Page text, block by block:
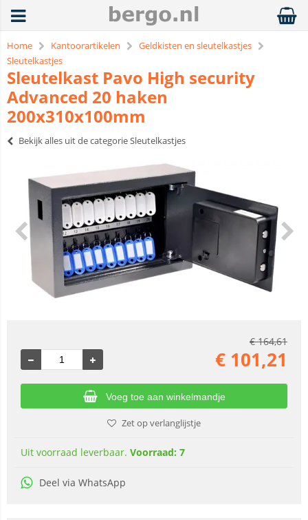
Home Kantoorartikelen
Geldkisten en sleutelkastjes
Sleutelkastjes
Sleutelkast Pavo High security
Advanced 20 haken
200x310x100mm
Bekijk alles uit de categorie Sleutelkastjes
€164,61
€ 101,21
Voeg toe aan winkelmandje
Zet op verlanglijstje
Uit voorraad leverbaar. Voorraad: 7
Deel via WhatsApp